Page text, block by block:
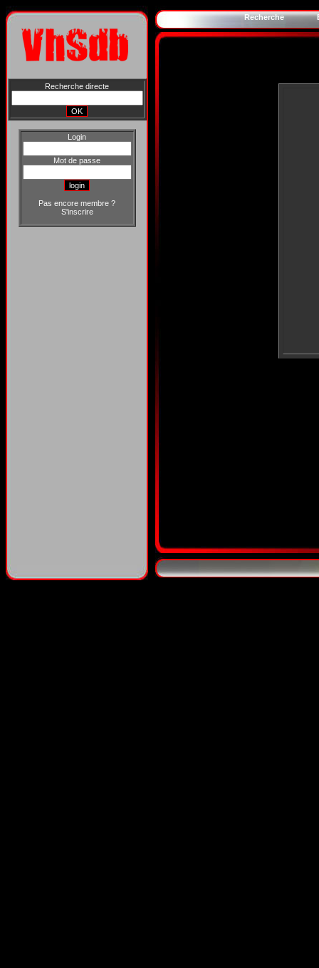
Recherche directe
Login
Mot de passe
Pas encore membre ?
S'inscrire
Recherche